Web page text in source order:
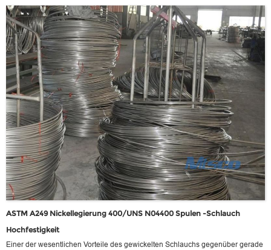
chemische Prozessumgebungen. Seine Vielseitigkeit umfasst die
Exposition gegenüber Eisen- und kuprischen Chloriden, heiß
kontaminierten Medien (sowohl organische als auch anorganische)
sowie formische und Essigsäuren. Bemerkenswerterweise zeigt
Legierung C - 276 eine robuste Leistung unter harten Bedingungen wie
Meerwasser und Salzlösungen.
ASTM A249 Nickellegierung 400/UNS N04400 Spulen -Schlauch
Hochfestigkeit
Einer der wesentlichen Vorteile des gewickelten Schlauchs gegenüber gerade